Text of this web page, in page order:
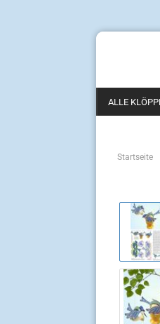
ALLE
Startseite